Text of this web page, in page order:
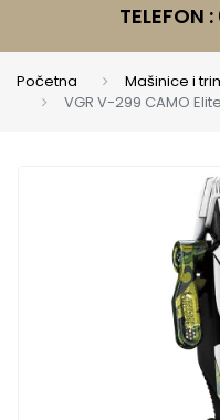
TELEFON :
Početna Mašinice i
VGR V-299 CAMO